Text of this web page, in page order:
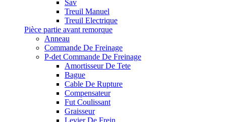
Sav
Treuil Manuel
Treuil Electrique
Pièce partie avant remorque
Anneau
Commande De Freinage
P-det Commande De Freinage
Amortisseur De Tete
Bague
Cable De Rupture
Compensateur
Fut Coulissant
Graisseur
Levier De Frein